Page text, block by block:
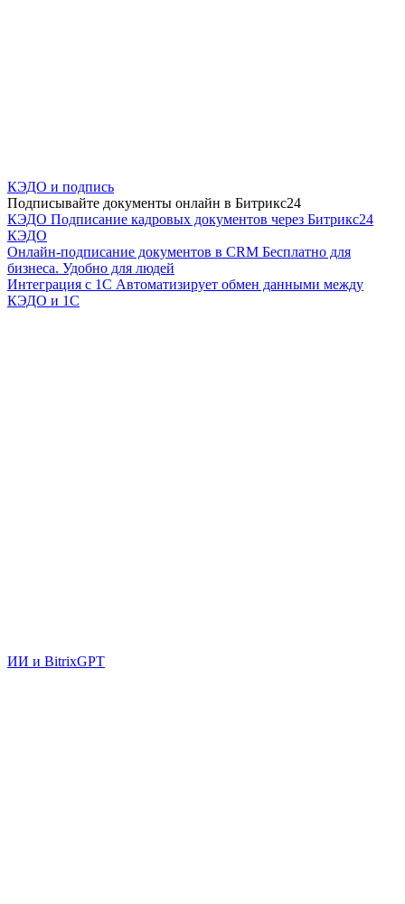
КЭДО и подпись
Подписывайте документы онлайн в Битрикс24
КЭДО Подписание кадровых документов через Битрикс24
КЭДО
Онлайн-подписание документов в CRM Бесплатно для
бизнеса. Удобно для людей
Интеграция с 1С Автоматизирует обмен данными между
КЭДО и 1С
ИИ и BitrixGPT